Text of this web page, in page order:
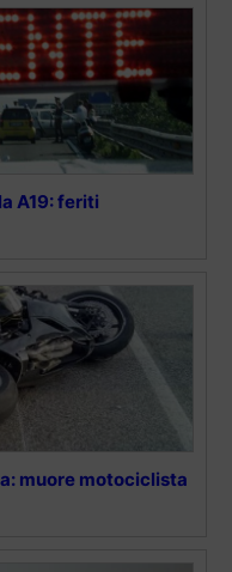
A19: feriti
muore motociclista